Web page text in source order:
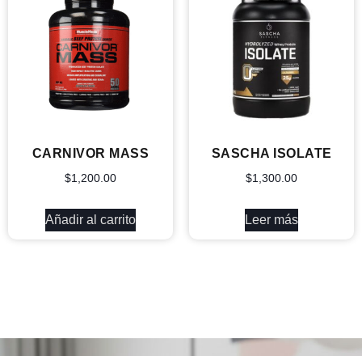
CARNIVOR MASS
$1,200.00
Añadir al carrito
SASCHA ISOLATE
$1,300.00
Leer más